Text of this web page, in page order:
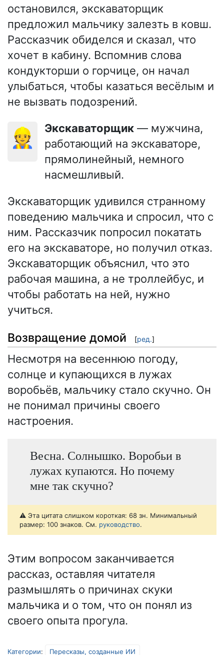
остановился, экскаваторщик
предложил мальчику залезть в ковш.
Рассказчик обиделся и сказал, что
хочет в кабину. Вспомнив слова
кондукторши о горчице, он начал
улыбаться, чтобы казаться весёлым и
не вызвать подозрений.
👷 Экскаваторщик — мужчина,
работающий на экскаваторе,
прямолинейный, немного
насмешливый.
Экскаваторщик удивился странному
поведению мальчика и спросил, что с
ним. Рассказчик попросил покатать
его на экскаваторе, но получил отказ.
Экскаваторщик объяснил, что это
рабочая машина, а не троллейбус, и
чтобы работать на ней, нужно
учиться.
Возвращение домой [ред.]
Несмотря на весеннюю погоду,
солнце и купающихся в лужах
воробьёв, мальчику стало скучно. Он
не понимал причины своего
настроения.
Весна. Солнышко. Воробьи в
лужах купаются. Но почему
мне так скучно?
⚠️ Эта цитата слишком короткая: 68 зн. Минимальный
размер: 100 знаков. См. руководство.
Этим вопросом заканчивается
рассказ, оставляя читателя
размышлять о причинах скуки
мальчика и о том, что он понял из
своего опыта прогула.
Категории: Пересказы, созданные ИИ